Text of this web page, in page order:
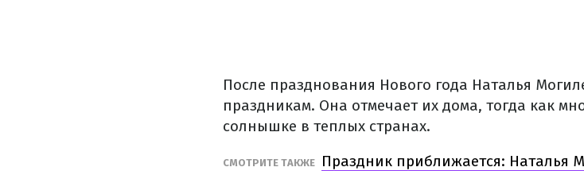
После празднования Нового года Наталья
праздникам. Она отмечает их дома, тогда как
солнышке в теплых странах.
СМОТРИТЕ ТАКЖЕ
Праздник приближается: Наталья